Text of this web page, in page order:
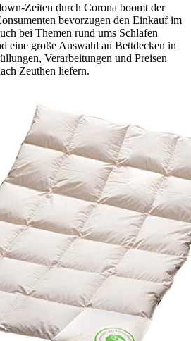
Zeiten durch Corona boomt der
bevorzugen den Einkauf im
bei Themen rund ums Schlafen
eine große Auswahl an Bettdecken in
Verarbeitungen und Preisen
Zeuthen liefern.